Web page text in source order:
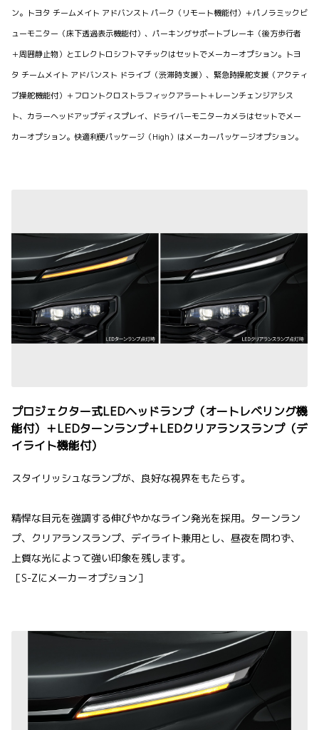
ン。トヨタ チームメイト アドバンスト パーク（リモート機能付）＋パノラミックビ
ューモニター（床下透過表示機能付）、パーキングサポートブレーキ（後方歩行者
＋周囲静止物）とエレクトロシフトマチックはセットでメーカーオプション。トヨ
タ チームメイト アドバンスト ドライブ（渋滞時支援）、緊急時操舵支援（アクティ
ブ操舵機能付）＋フロントクロストラフィックアラート＋レーンチェンジアシス
ト、カラーヘッドアップディスプレイ、ドライバーモニターカメラはセットでメー
カーオプション。快適利便パッケージ（High）はメーカーパッケージオプション。
プロジェクター式LEDヘッドランプ（オートレベリング機
能付）＋LEDターンランプ＋LEDクリアランスランプ（デ
イライト機能付）
スタイリッシュなランプが、良好な視界をもたらす。
精悍な目元を強調する伸びやかなライン発光を採用。ターンラン
プ、クリアランスランプ、デイライト兼用とし、昼夜を問わず、
上質な光によって強い印象を残します。
［S-Zにメーカーオプション］